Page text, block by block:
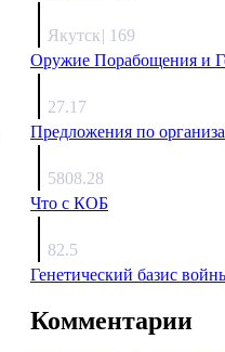
Якутск| 169
Оружие Порабощения и
27.17
Предложения по
5808.28
Что с КОБ
82.5
Генетический базис
Комментарии